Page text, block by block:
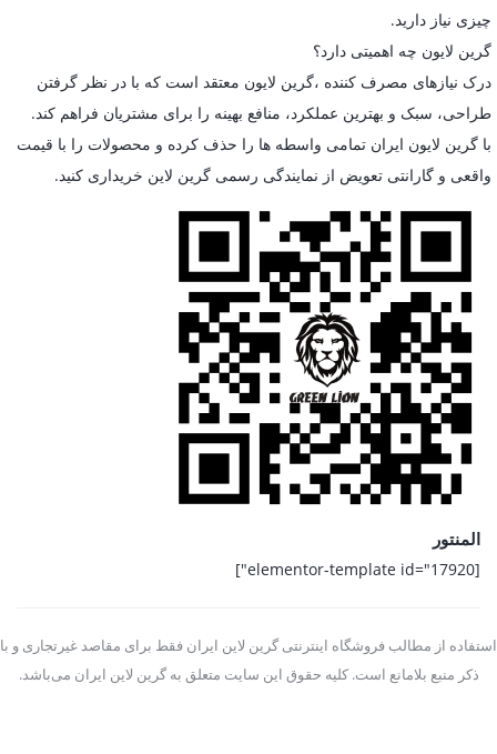
چیزی نیاز دارید.
گرین لایون چه اهمیتی دارد؟
درک نیازهای مصرف کننده ،گرین لایون معتقد است که با در نظر گرفتن
طراحی، سبک و بهترین عملکرد، منافع بهینه را برای مشتریان فراهم کند.
با گرین لایون ایران تمامی واسطه ها را حذف کرده و محصولات را با قیمت
واقعی و گارانتی تعویض از نمایندگی رسمی گرین لاین خریداری کنید.
المنتور
[elementor-template id="17920"]
استفاده از مطالب فروشگاه اینترنتی گرین لاین ایران فقط برای مقاصد غیرتجاری و با
ذکر منبع بلامانع است. کلیه حقوق این سایت متعلق به گرین لاین ایران می‌باشد.